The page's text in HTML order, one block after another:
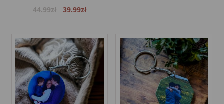
44.99zł
Original
44.99zł.
39.99złCurrent
39.99zł.